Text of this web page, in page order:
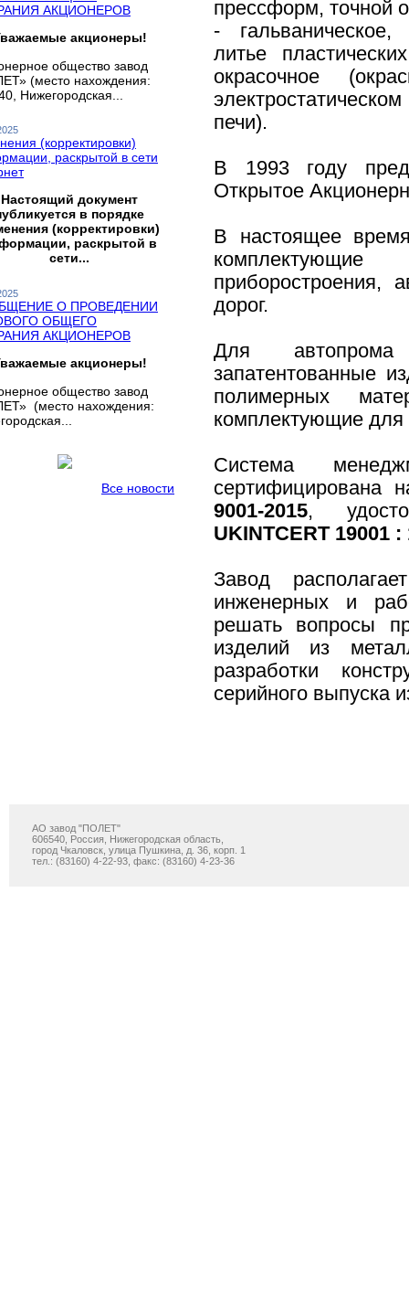
АКЦИОНЕРОВ
акционеры!
общество завод
(место нахождения:
Нижегородская...
(корректировки)
раскрытой в сети
Настоящий документ
в порядке
(корректировки)
раскрытой в
сети...
О ПРОВЕДЕНИИ
ОБЩЕГО
АКЦИОНЕРОВ
акционеры!
общество завод
(место нахождения:
Все новости
прессформ, точной
- гальваническое,
литье
окрасочное
печи).
В 1993 году
Открытое
В настоящее
приборостроения,
дорог.
Для автопрома
запатентованные
полимерных
комплектующие для
Система
сертифицирована
9001-2015,
UKINTCERT 19001 :
Завод
инженерных и
решать вопросы
изделий из
разработки
серийного выпуска
АО завод "ПОЛЕТ"
606540, Россия, Нижегородская область,
город Чкаловск, улица Пушкина, д. 36, корп. 1
тел.: (83160) 4-22-93, факс: (83160) 4-23-36